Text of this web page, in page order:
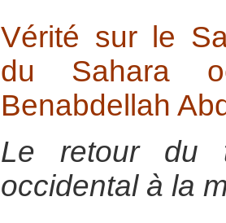
Vérité sur le
du Sahara
Benabdellah
Le retour du
occidental à la